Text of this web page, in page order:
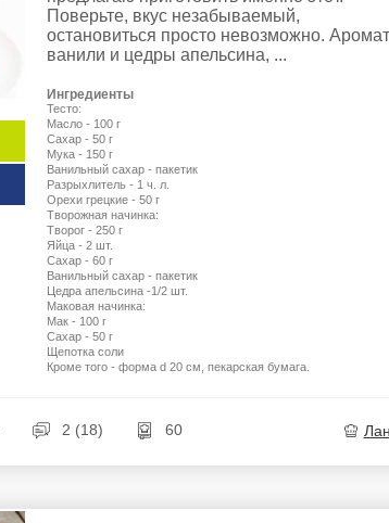
Поверьте, вкус незабываемый,
остановиться просто невозможно. Аромат
ванили и цедры апельсина, ...
Ингредиенты
Тесто:
Масло - 100 г
Сахар - 50 г
Мука - 150 г
Ванильный сахар - пакетик
Разрыхлитель - 1 ч. л.
Орехи грецкие - 50 г
Творожная начинка:
Творог - 250 г
Яйца - 2 шт.
Сахар - 60 г
Ванильный сахар - пакетик
Цедра апельсина -1/2 шт.
Маковая начинка:
Мак - 100 г
Сахар - 50 г
Щепотка соли
Кроме того - форма d 20 см, пекарская бумага.
2 (18) 60